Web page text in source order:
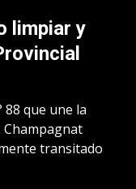
limpiar y
88 que une la
Champagnat
transitado